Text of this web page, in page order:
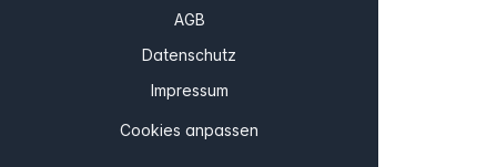
AGB
Datenschutz
Impressum
Cookies anpassen